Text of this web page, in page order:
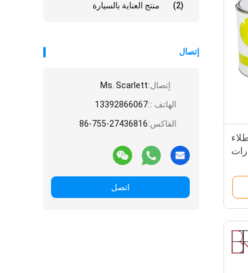
منتج العناية بالسيارة (2)
إتصال
إتصال:Ms. Scarlett
الهاتف ::13392866067
الفاكس:86-755-27436816
اتصل